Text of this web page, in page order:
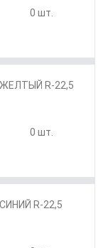
0 шт.
R-22,5
0 шт.
R-22,5